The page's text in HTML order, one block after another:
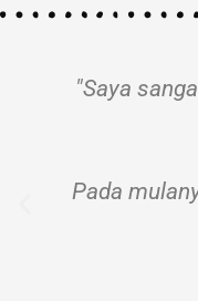
"Saya
Pada